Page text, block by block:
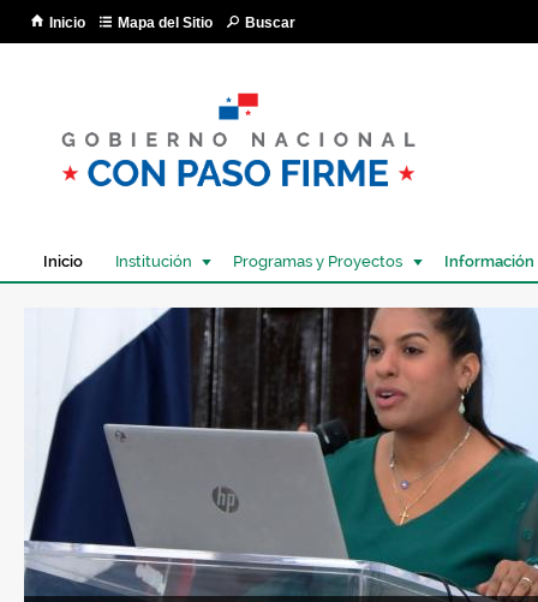
Inicio Mapa del Sitio Buscar
Inicio Institución Programas y Proyectos Información